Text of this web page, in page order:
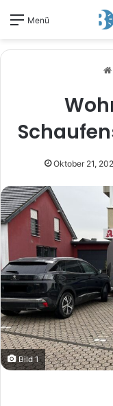
Menü
Oktober 21,
Bild 1